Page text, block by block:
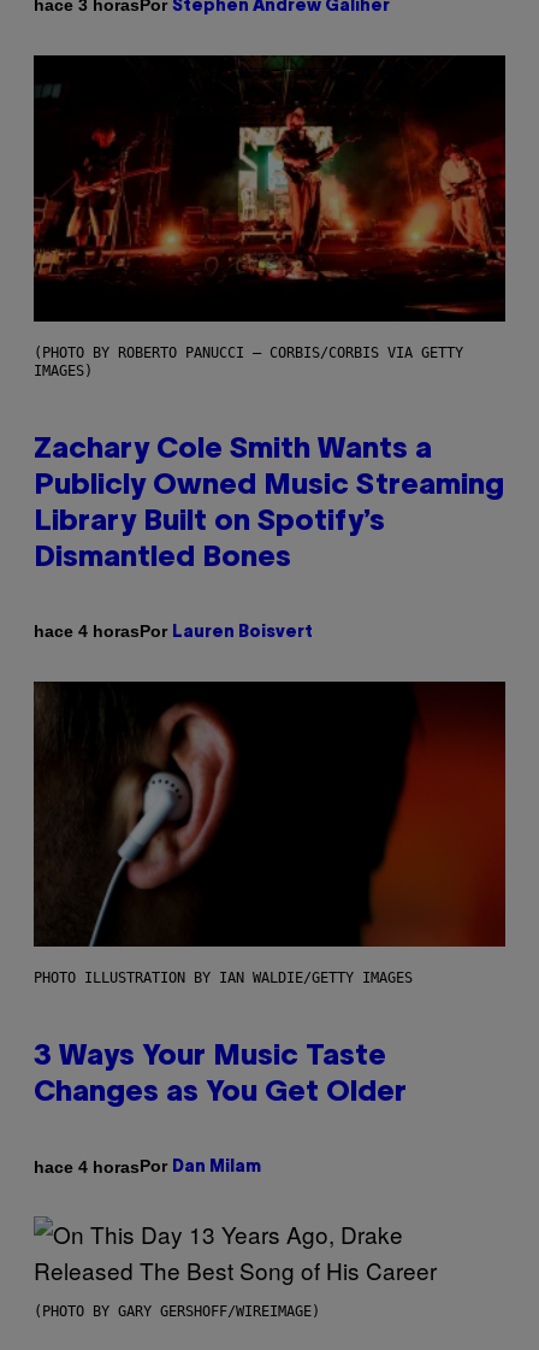
hace 3 horas Por Stephen Andrew Galiher
(PHOTO BY ROBERTO PANUCCI – CORBIS/CORBIS VIA GETTY
IMAGES)
Zachary Cole Smith Wants a
Publicly Owned Music Streaming
Library Built on Spotify’s
Dismantled Bones
hace 4 horasPor Lauren Boisvert
PHOTO ILLUSTRATION BY IAN WALDIE/GETTY IMAGES
3 Ways Your Music Taste
Changes as You Get Older
hace 4 horasPor Dan Milam
(PHOTO BY GARY GERSHOFF/WIREIMAGE)